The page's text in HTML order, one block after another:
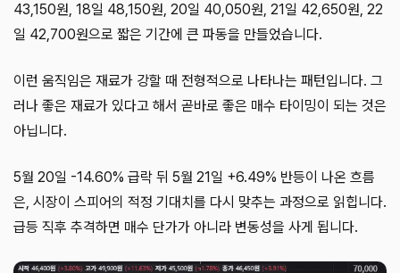
43,150원, 18일 48,150원, 20일 40,050원, 21일 42,650원, 22
일 42,700원으로 짧은 기간에 큰 파동을 만들었습니다.
이런 움직임은 재료가 강할 때 전형적으로 나타나는 패턴입니다. 그
러나 좋은 재료가 있다고 해서 곧바로 좋은 매수 타이밍이 되는 것은
아닙니다.
5월 20일 -14.60% 급락 뒤 5월 21일 +6.49% 반등이 나온 흐름
은, 시장이 스피어의 적정 기대치를 다시 맞추는 과정으로 읽힙니다.
급등 직후 추격하면 매수 단가가 아니라 변동성을 사게 됩니다.